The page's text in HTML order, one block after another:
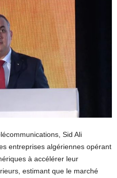
Sid Ali
entreprises algériennes opérant
à accélérer leur
estimant que le marché